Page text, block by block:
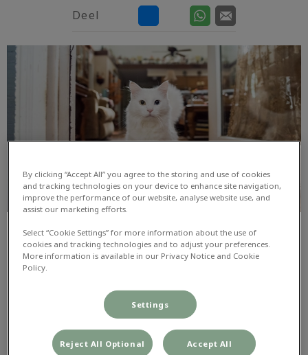
Deel
In Nederland moeten allehondenverplicht gechipt zijn.
Maar wist jij dat je ook verplicht bent jouw gekoppelde
By clicking “Accept All” you agree to the storing and use of cookies
and tracking technologies on your device to enhance site navigation,
improve the performance of our website, analyse website use, and
assist our marketing efforts.
Select “Cookie Settings” for more information about the use of
cookies and tracking technologies and to adjust your preferences.
More information is available in our Privacy Notice and Cookie
Policy.
Settings
Reject All Optional Accept All